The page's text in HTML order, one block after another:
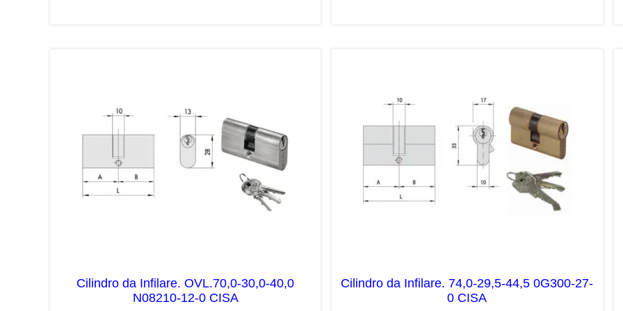
Cilindro da Infilare. OVL.70,0-30,0-40,0
N08210-12-0 CISA
Cilindro da Infilare. 74,0-29,5-44,5 0G300-27-
0 CISA